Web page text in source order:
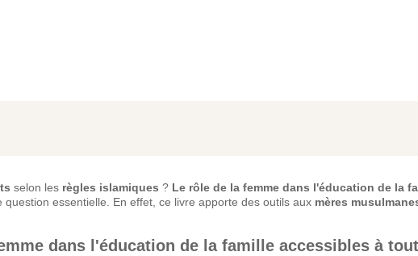
selon les règles islamiques ? Le rôle de la femme dans l'éducation de la
essentielle. En effet, ce livre apporte des outils aux mères
dans l'éducation de la famille accessibles à